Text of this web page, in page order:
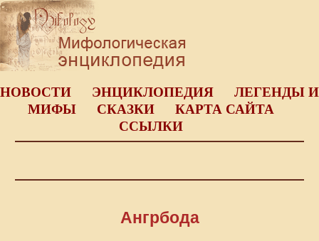
НОВОСТИ ЭНЦИКЛОПЕДИЯ
ЛЕГЕНДЫ И
МИФЫ
СКАЗКИ
КАРТА САЙТА
ССЫЛКИ
Ангрбода